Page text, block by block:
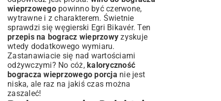
wieprzowegopowinno być czerwone,
wytrawne i z charakterem. Świetnie
sprawdzi się węgierski Egri Bikavér. Ten
przepis na bogracz wieprzowy zyskuje
wtedy dodatkowego wymiaru.
Zastanawiacie się nad wartościami
odżywczymi? No cóż, kaloryczność
bogracza wieprzowego porcja nie jest
niska, ale raz na jakiś czas można
zaszaleć!